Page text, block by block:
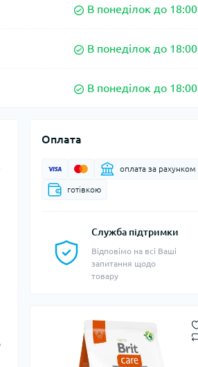
В понеділок до 18:00
В понеділок до 18:00
В понеділок до 18:00
Оплата
оплата за рахунком
готівкою
Служба підтримки
Відповімо на всі Ваші
запитання щодо
товару